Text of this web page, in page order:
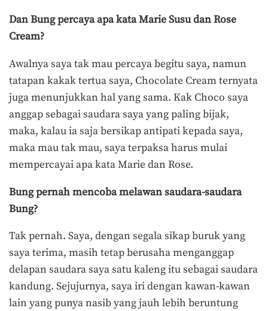
Dan Bung percaya apa kata Marie Susu dan Rose
Cream?
Awalnya saya tak mau percaya begitu saya, namun
tatapan kakak tertua saya, Chocolate Cream ternyata
juga menunjukkan hal yang sama. Kak Choco saya
anggap sebagai saudara saya yang paling bijak,
maka, kalau ia saja bersikap antipati kepada saya,
maka mau tak mau, saya terpaksa harus mulai
mempercayai apa kata Marie dan Rose.
Bung pernah mencoba melawan saudara-saudara
Bung?
Tak pernah. Saya, dengan segala sikap buruk yang
saya terima, masih tetap berusaha menganggap
delapan saudara saya satu kaleng itu sebagai saudara
kandung. Sejujurnya, saya iri dengan kawan-kawan
lain yang punya nasib yang jauh lebih beruntung